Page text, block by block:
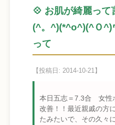
💠 お肌が綺麗っ
(^。^)(*^o^)(^Ｏ^)
って
【投稿日: 2014-10-21】
本日五志＝7.3合 女性
改善！！最近親戚の方
たみたいで、その久々